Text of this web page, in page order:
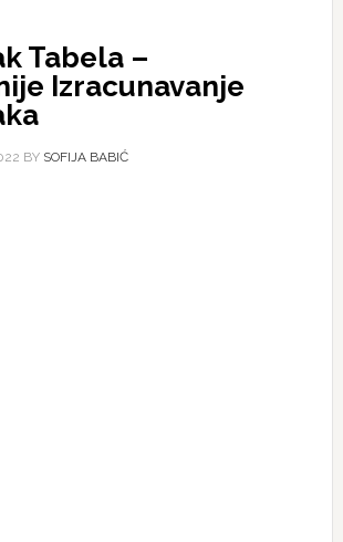
Tabela –
Izracunavanje
BY SOFIJA BABIĆ